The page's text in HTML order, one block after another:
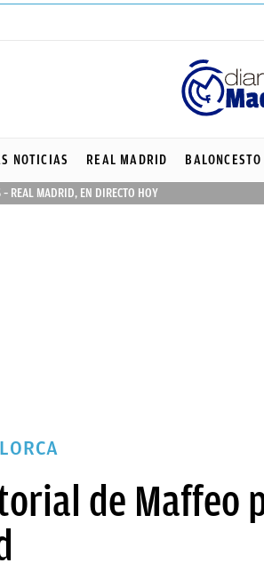
NOTICIAS REAL MADRID BALONCESTO
– REAL MADRID, EN DIRECTO HOY
de Maffeo